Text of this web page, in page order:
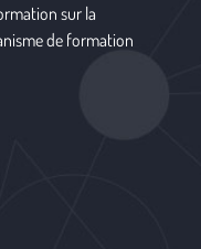
sur la
de formation